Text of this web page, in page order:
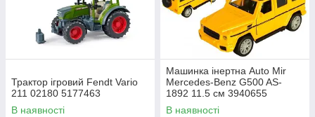
Трактор ігровий Fendt Vario
211 02180 5177463
В наявності
Машинка інертна Auto Mir
Mercedes-Benz G500 AS-
1892 11.5 см 3940655
В наявності